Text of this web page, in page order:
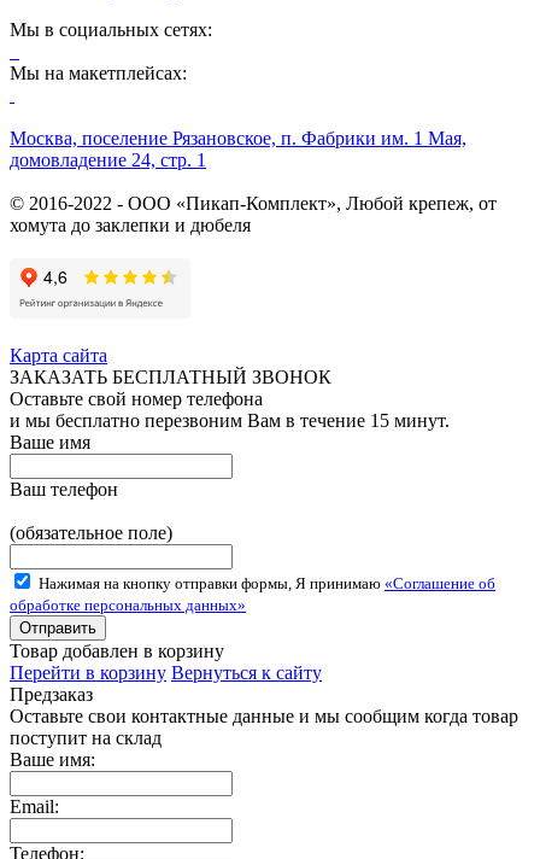
Мы в социальных сетях:
Мы на макетплейсах:
Москва, поселение Рязановское, п. Фабрики им. 1 Мая,
домовладение 24, стр. 1
© 2016-2022 - ООО «Пикап-Комплект», Любой крепеж, от
хомута до заклепки и дюбеля
Карта сайта
ЗАКАЗАТЬ БЕСПЛАТНЫЙ ЗВОНОК
Оставьте свой номер телефона
и мы бесплатно перезвоним Вам в течение 15 минут.
Ваше имя
Ваш телефон
(обязательное поле)
Нажимая на кнопку отправки формы, Я принимаю «Соглашение об
обработке персональных данных»
Товар добавлен в корзину
Перейти в корзину Вернуться к сайту
Предзаказ
Оставьте свои контактные данные и мы сообщим когда товар
поступит на склад
Ваше имя:
Email:
Телефон: